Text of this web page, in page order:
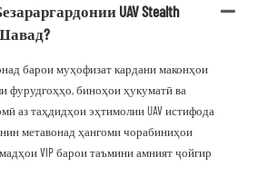
UAV Stealth
барои муҳофизат кардани маконҳои
фурудгоҳҳо, биноҳои ҳукуматӣ ва
аз таҳдидҳои эҳтимолии UAV истифода
метавонад ҳангоми чорабиниҳои
VIP барои таъмини амният ҷойгир